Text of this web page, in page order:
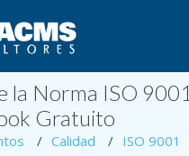
la Norma ISO 9001
Gratuito
Calidad ISO 9001